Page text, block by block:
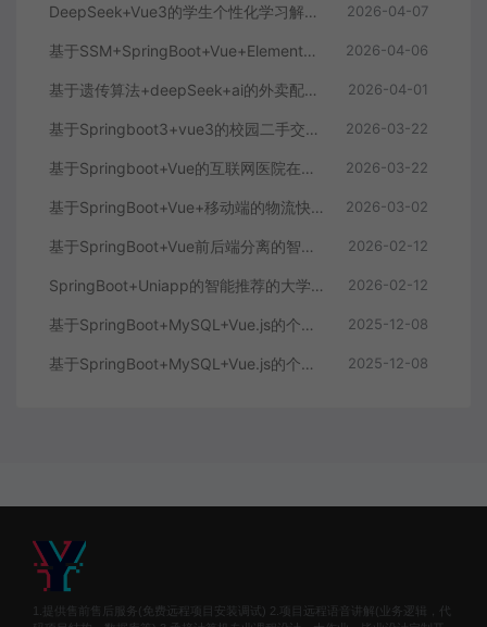
DeepSeek+Vue3的学生个性化学习解答AI系统 2026-04-07
基于SSM+SpringBoot+Vue+ElementPlus的聊天im系统 2026-04-06
基于遗传算法+deepSeek+ai的外卖配送系统 2026-04-01
基于Springboot3+vue3的校园二手交易平台 2026-03-22
基于Springboot+Vue的互联网医院在线问诊系统 2026-03-22
基于SpringBoot+Vue+移动端的物流快递系统 2026-03-02
基于SpringBoot+Vue前后端分离的智能知识库问答系统 2026-02-12
SpringBoot+Uniapp的智能推荐的大学生社交平台 2026-02-12
基于SpringBoot+MySQL+Vue.js的个人健康管理系统(附论文) 2025-12-08
基于SpringBoot+MySQL+Vue.js的个性化推荐电商系统(附论文) 2025-12-08
1.提供售前售后服务(免费远程项目安装调试) 2.项目远程语音讲解(业务逻辑，代